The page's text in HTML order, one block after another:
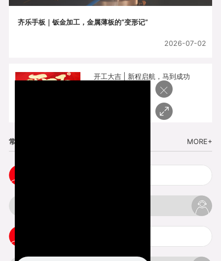
齐乐手板｜钣金加工，金属薄板的“变形记”
2026-07-02
开工大吉 | 新程启航，马到成功
常见问题 MORE+
×